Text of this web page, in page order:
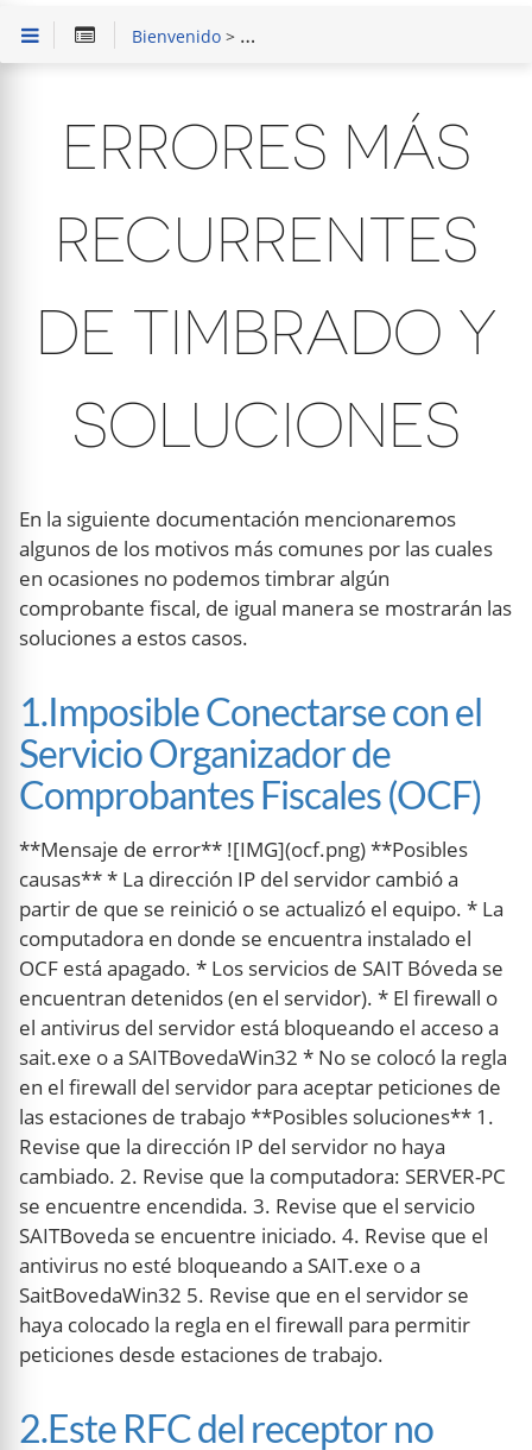
Bienvenido> Solución de Problemas
ERRORES MÁS
RECURRENTES
DE TIMBRADO Y
SOLUCIONES
En la siguiente documentación mencionaremos
algunos de los motivos más comunes por las cuales
en ocasiones no podemos timbrar algún
comprobante fiscal, de igual manera se mostrarán las
soluciones a estos casos.
1.Imposible Conectarse con el
Servicio Organizador de
Comprobantes Fiscales (OCF)
**Mensaje de error** ![IMG](ocf.png) **Posibles
causas** * La dirección IP del servidor cambió a
partir de que se reinició o se actualizó el equipo. * La
computadora en donde se encuentra instalado el
OCF está apagado. * Los servicios de SAIT Bóveda se
encuentran detenidos (en el servidor). * El firewall o
el antivirus del servidor está bloqueando el acceso a
sait.exe o a SAITBovedaWin32 * No se colocó la regla
en el firewall del servidor para aceptar peticiones de
las estaciones de trabajo **Posibles soluciones** 1.
Revise que la dirección IP del servidor no haya
cambiado. 2. Revise que la computadora: SERVER-PC
se encuentre encendida. 3. Revise que el servicio
SAITBoveda se encuentre iniciado. 4. Revise que el
antivirus no esté bloqueando a SAIT.exe o a
SaitBovedaWin32 5. Revise que en el servidor se
haya colocado la regla en el firewall para permitir
peticiones desde estaciones de trabajo.
2.Este RFC del receptor no